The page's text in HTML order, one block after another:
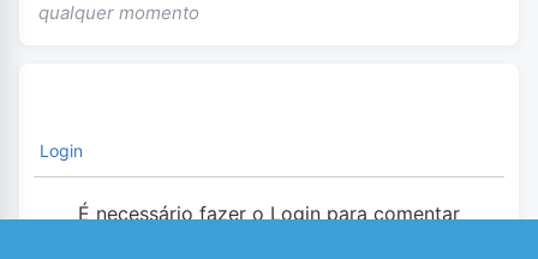
qualquer momento
Login
É necessário fazer o Login para comentar